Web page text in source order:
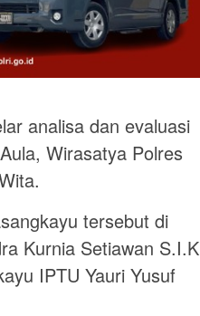
analisa dan evaluasi
Wirasatya Polres
tersebut di
Kurnia Setiawan S.I.K
IPTU Yauri Yusuf